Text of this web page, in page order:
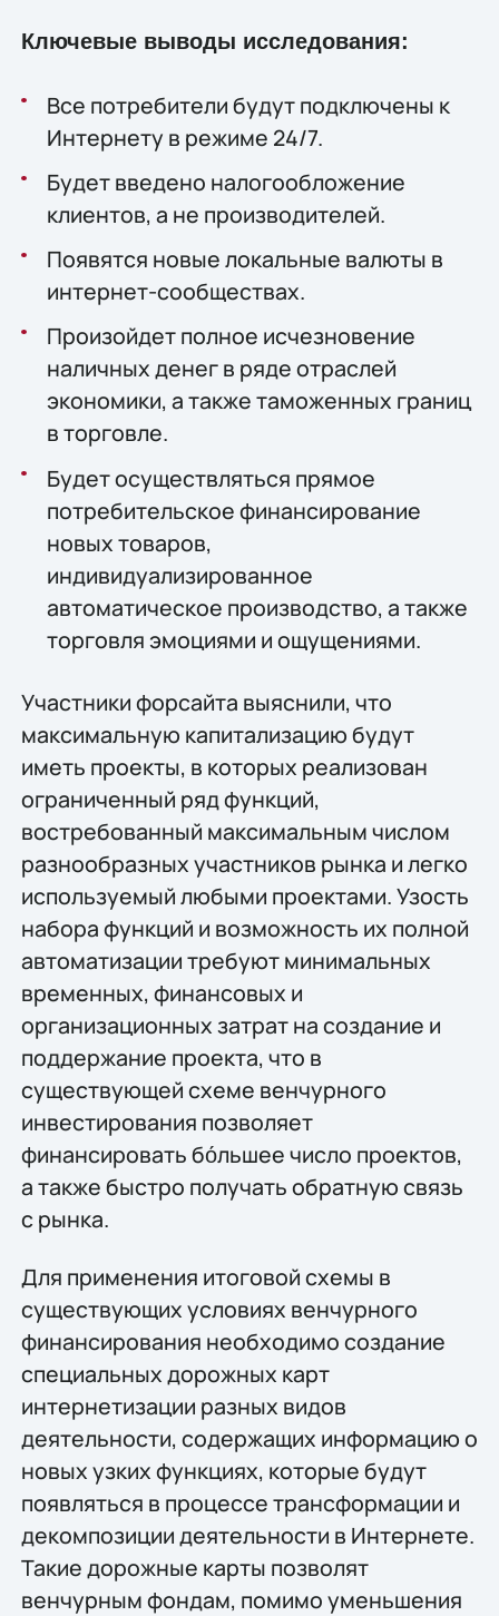
Ключевые выводы исследования:
Все потребители будут подключены к
Интернету в режиме 24/7.
Будет введено налогообложение
клиентов, а не производителей.
Появятся новые локальные валюты в
интернет-сообществах.
Произойдет полное исчезновение
наличных денег в ряде отраслей
экономики, а также таможенных границ
в торговле.
Будет осуществляться прямое
потребительское финансирование
новых товаров,
индивидуализированное
автоматическое производство, а также
торговля эмоциями и ощущениями.
Участники форсайта выяснили, что
максимальную капитализацию будут
иметь проекты, в которых реализован
ограниченный ряд функций,
востребованный максимальным числом
разнообразных участников рынка и легко
используемый любыми проектами. Узость
набора функций и возможность их полной
автоматизации требуют минимальных
временных, финансовых и
организационных затрат на создание и
поддержание проекта, что в
существующей схеме венчурного
инвестирования позволяет
финансировать бо́льшее число проектов,
а также быстро получать обратную связь
с рынка.
Для применения итоговой схемы в
существующих условиях венчурного
финансирования необходимо создание
специальных дорожных карт
интернетизации разных видов
деятельности, содержащих информацию о
новых узких функциях, которые будут
появляться в процессе трансформации и
декомпозиции деятельности в Интернете.
Такие дорожные карты позволят
венчурным фондам, помимо уменьшения